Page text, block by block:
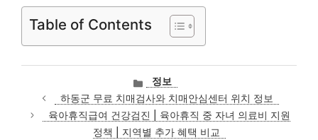
Table of Contents
카
테
고
리
정보
하동군 무료 치매검사와 치매안심센터 위치 정보
육아휴직급여 건강검진 | 육아휴직 중 자녀 의료비 지원
정책 | 지역별 추가 혜택 비교